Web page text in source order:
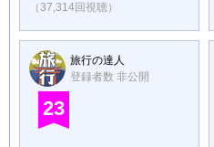
（37,314回視聴）
旅行の達人
登録者数 非公開
23